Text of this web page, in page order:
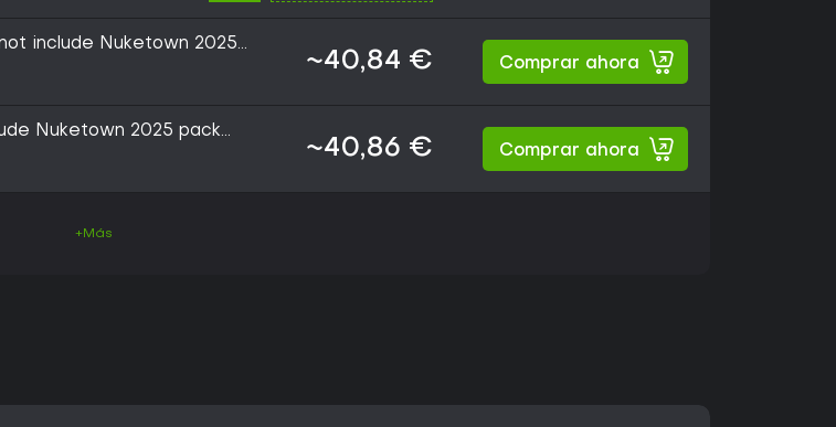
include Nuketown 2025
~40,84 € Comprar ahora
Nuketown 2025 pack
~40,86 € Comprar ahora
+Más